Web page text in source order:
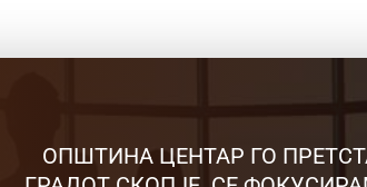
ОПШТИНА ЦЕНТАР ГО